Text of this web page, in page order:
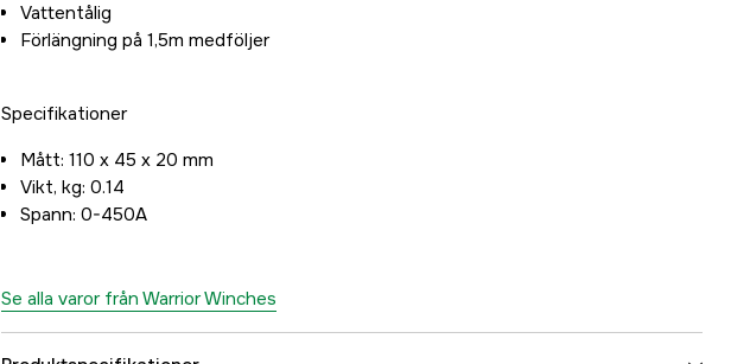
Vattentålig
Förlängning på 1,5m medföljer
Specifikationer
Mått: 110 x 45 x 20 mm
Vikt, kg: 0.14
Spann: 0-450A
Se alla varor från Warrior Winches